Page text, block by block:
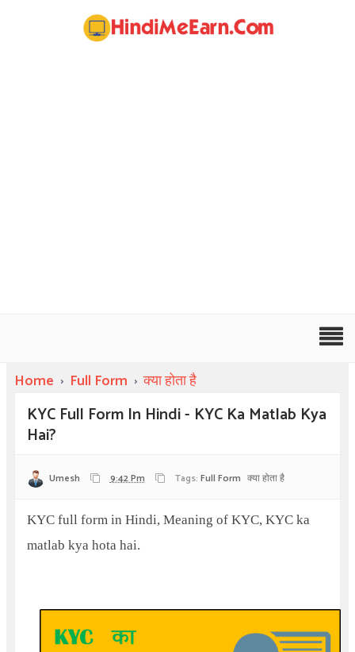
Home › Full Form ›क्या होता है
KYC Full Form In Hindi - KYC Ka Matlab Kya
Hai?
Umesh 9:42 Pm Tags: Full Form क्या होता है
KYC full form in Hindi, Meaning of KYC, KYC ka
matlab kya hota hai.